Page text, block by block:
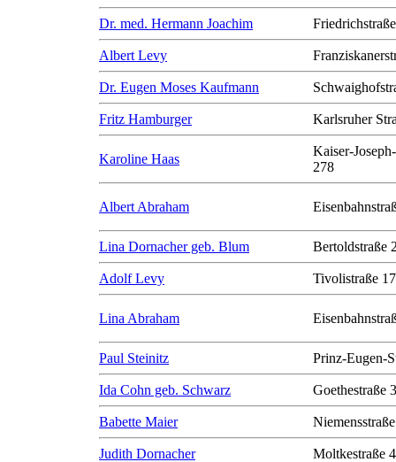
Dr. med. Hermann Joachim
Albert Levy
Dr. Eugen Moses Kaufmann
Fritz Hamburger Karlsruher
Karoline Haas
Kaiser-
278
Albert Abraham
Lina Dornacher geb. Blum Bertoldstraße
Adolf Levy Tivolistraße 17
Lina Abraham
Paul Steinitz Prinz-Eugen-
Ida Cohn geb. Schwarz Goethestraße 3
Babette Maier
Judith Dornacher Moltkestraße